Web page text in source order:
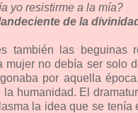
yo resistirme a la mía?
de la
también las beguinas
mujer no debía ser solo
por aquella
la humanidad. El
la idea que se tenía